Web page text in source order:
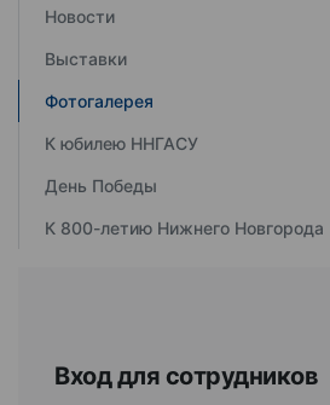
Новости
Выставки
Фотогалерея
К юбилею ННГАСУ
День Победы
К 800-летию Нижнего Новгорода
Вход для сотрудников